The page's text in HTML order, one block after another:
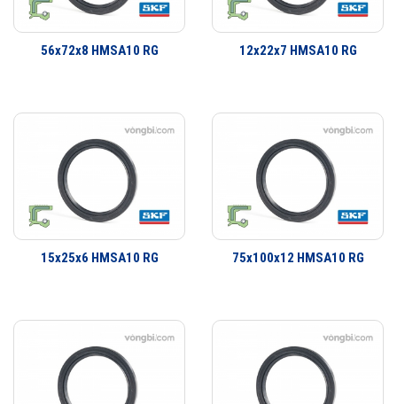
Phớt là một bộ phận quan trọng trong việc che chắn bảo vệ vòng bi.
Dãy sản phẩm của SKF bao gồm các loại phớt tiếp xúc với bề mặt cố
yêu cầu ứng dụng công nghiệp. SKF có thể cung cấp các giải pháp
làm kín cho khách hàng từ thiết kế đến sản xuất số lượng lớn, từ lắp
cho thiết bị ban đầu đến thị trường thay thế sau đó.
56x72x8 HMSA10 RG 12x22x7 HMSA10 RG
15x25x6 HMSA10 RG 75x100x12 HMSA10 RG